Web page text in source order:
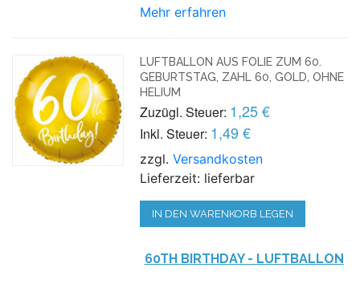
Mehr erfahren
LUFTBALLON AUS FOLIE ZUM 60.
GEBURTSTAG, ZAHL 60, GOLD, OHNE
HELIUM
Zuzügl. Steuer: 1,25 €
Inkl. Steuer: 1,49 €
zzgl.Versandkosten
Lieferzeit: lieferbar
IN DEN WARENKORB LEGEN
60TH BIRTHDAY - LUFTBALLON